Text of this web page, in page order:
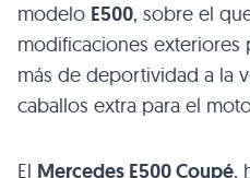
modelo E500, sobre el
modificaciones exteriores
más de deportividad a la
caballos extra para el
El Mercedes E500Coupé,